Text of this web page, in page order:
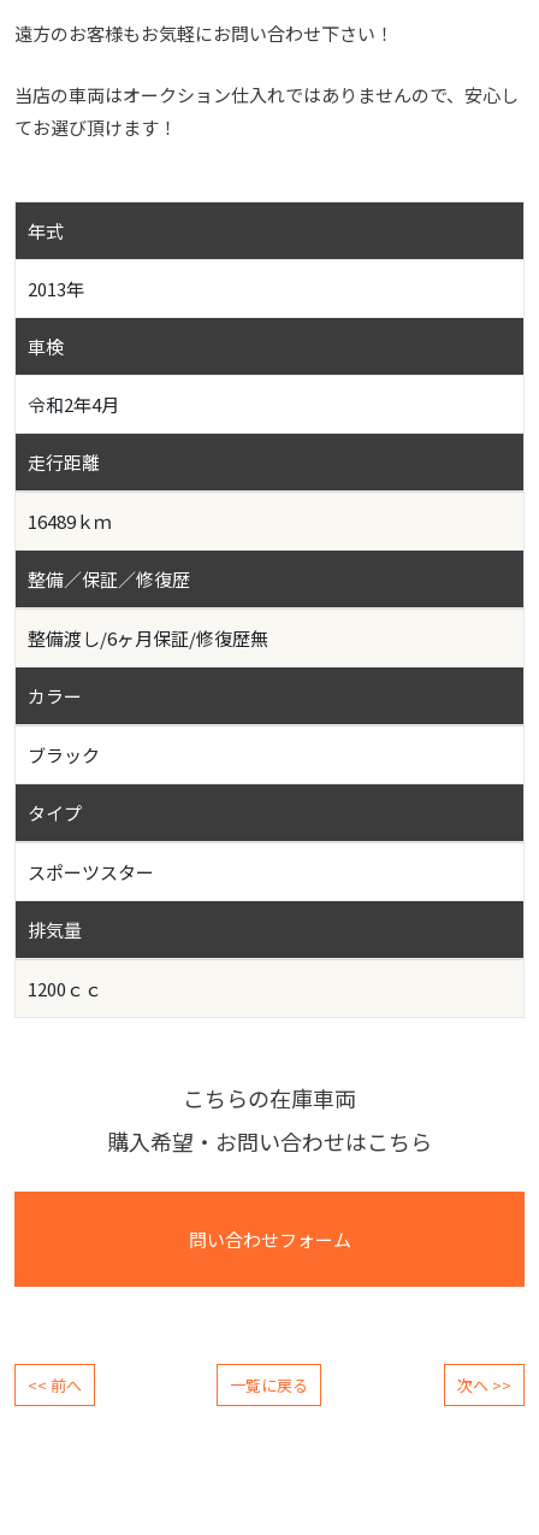
遠方のお客様もお気軽にお問い合わせ下さい！
当店の車両はオークション仕入れではありませんので、安心し
てお選び頂けます！
年式
2013年
車検
令和2年4月
走行距離
16489ｋｍ
整備／保証／修復歴
整備渡し/6ヶ月保証/修復歴無
カラー
ブラック
タイプ
スポーツスター
排気量
1200ｃｃ
こちらの在庫車両
購入希望・お問い合わせはこちら
問い合わせフォーム
<< 前へ 一覧に戻る 次へ >>